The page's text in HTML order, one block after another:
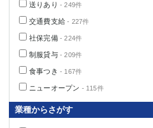
送りあり - 249件
交通費支給 - 227件
社保完備- 224件
制服貸与- 209件
食事つき - 167件
ニューオープン - 115件
業種からさがす